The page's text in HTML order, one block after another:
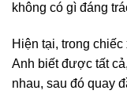
không có gì đáng
Hiện tại, trong
Anh biết được tất
nhau, sau đó quay